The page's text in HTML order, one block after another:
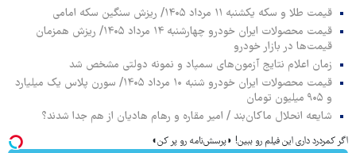
قیمت طلا و سکه یکشنبه ۱۱ مرداد ۱۴۰۵/ ریزش سنگین سکه امامی
قیمت محصولات ایران خودرو چهارشنبه ۱۴ مرداد ۱۴۰۵/ ریزش همزمان
قیمت‌ها در بازار خودرو
زمان اعلام نتایج آزمون‌های سمپاد و نمونه دولتی مشخص شد
قیمت محصولات ایران خودرو شنبه ۱۰ مرداد ۱۴۰۵/ سورن پلاس یک میلیارد
و ۹۰۵ میلیون تومان
شایعه انحلال ماکان‌بند / امیر مقاره و رهام هادیان از هم جدا شدند؟
اگر کمردرد داری این فیلم رو ببین! ◗پرسش‌نامه رو پر کن◖